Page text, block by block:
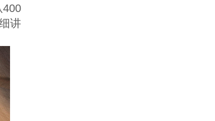
400
讲